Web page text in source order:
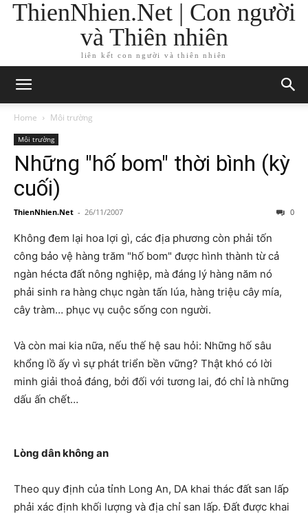
ThienNhien.Net | Con người
và Thiên nhiên
liên kết con người và thiên nhiên
Home Môi trường
Môi trường
Những "hố bom" thời bình (kỳ
cuối)
ThienNhien.Net - 26/11/2007 0
Không đem lại hoa lợi gì, các địa phương còn phải tốn
công bảo vệ hàng trăm "hố bom" được hình thành từ cả
ngàn hécta đất nông nghiệp, mà đáng lý hàng năm nó
phải sinh ra hàng chục ngàn tấn lúa, hàng triệu cây mía,
cây tràm… phục vụ cuộc sống con người.
Và còn mai kia nữa, nếu thế hệ sau hỏi: Những hố sâu
khổng lồ ấy vì sự phát triển bền vững? Thật khó có lời
minh giải thoả đáng, bởi đối với tương lai, đó chỉ là những
dấu ấn chết…
Lòng dân không an
Theo quy định của tỉnh Long An, DA khai thác đất san lấp
phải xác định khối lượng và địa chỉ san lấp. Đất được khai